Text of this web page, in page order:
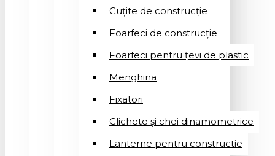
Cuțite de construcție
Foarfeci de construcție
Foarfeci pentru țevi de plastic
Menghina
Fixatori
Clichete și chei dinamometrice
Lanterne pentru constructie